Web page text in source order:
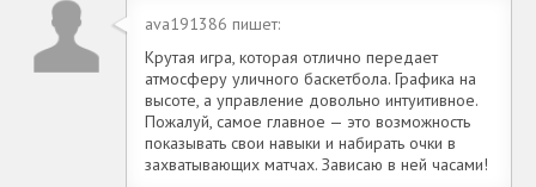
ava191386 пишет:
Крутая игра, которая отлично передает
атмосферу уличного баскетбола. Графика на
высоте, а управление довольно интуитивное.
Пожалуй, самое главное — это возможность
показывать свои навыки и набирать очки в
захватывающих матчах. Зависаю в ней часами!